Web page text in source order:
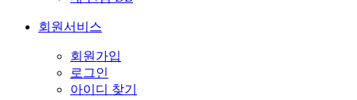
회원서비스
회원가입
로그인
아이디 찾기